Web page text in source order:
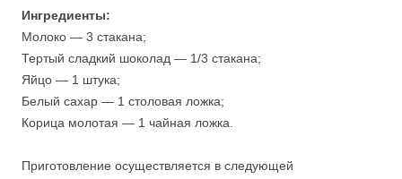
Ингредиенты:
Молоко — 3 стакана;
Тертый сладкий шоколад — 1/3 стакана;
Яйцо — 1 штука;
Белый сахар — 1 столовая ложка;
Корица молотая — 1 чайная ложка.
Приготовление осуществляется в следующей